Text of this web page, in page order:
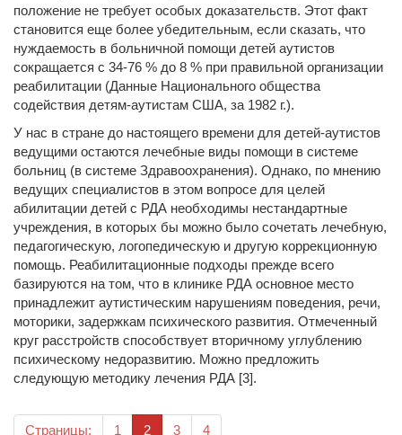
положение не требует особых доказательств. Этот факт
становится еще более убедительным, если сказать, что
нуждаемость в больничной помощи детей аутистов
сокращается с 34-76 % до 8 % при правильной организации
реабилитации (Данные Национального общества
содействия детям-аутистам США, за 1982 г.).
У нас в стране до настоящего времени для детей-аутистов
ведущими остаются лечебные виды помощи в системе
больниц (в системе Здравоохранения). Однако, по мнению
ведущих специалистов в этом вопросе для целей
абилитации детей с РДА необходимы нестандартные
учреждения, в которых бы можно было сочетать лечебную,
педагогическую, логопедическую и другую коррекционную
помощь. Реабилитационные подходы прежде всего
базируются на том, что в клинике РДА основное место
принадлежит аутистическим нарушениям поведения, речи,
моторики, задержкам психического развития. Отмеченный
круг расстройств способствует вторичному углублению
психическому недоразвитию. Можно предложить
следующую методику лечения РДА [3].
Страницы: 1 2(текущая)
3 4